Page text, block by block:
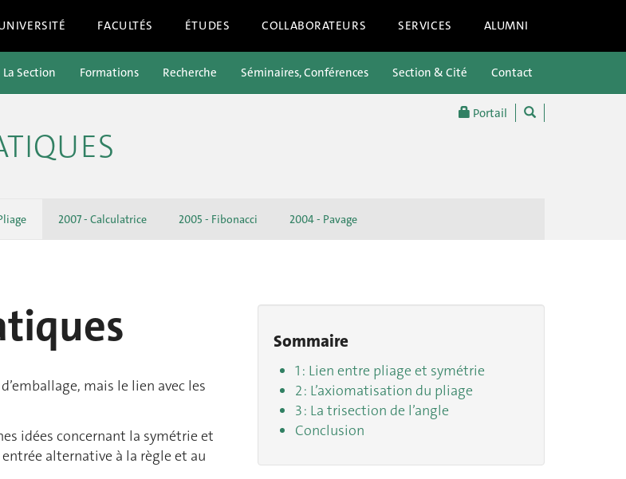
FACULTÉS ÉTUDES COLLABORATEURS SERVICES ALUMNI
Portail
La Section Formations Recherche Séminaires, Conférences Section & Cité Contact
2007 - Calculatrice 2005 - Fibonacci 2004 - Pavage
mais le lien avec les
idées concernant la symétrie et
alternative à la règle et au
Sommaire
1 : Lien entre pliage et symétrie
2 : L’axiomatisation du pliage
3 : La trisection de l’angle
Conclusion